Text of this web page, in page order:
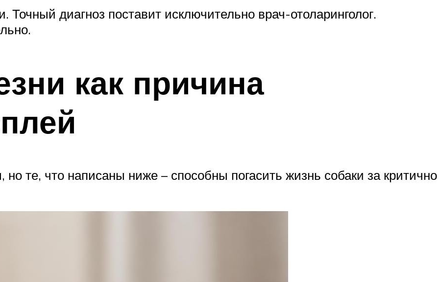
Точный диагноз поставит исключительно врач-отоларинголог.
как причина
те, что написаны ниже – способны погасить жизнь собаки за критично